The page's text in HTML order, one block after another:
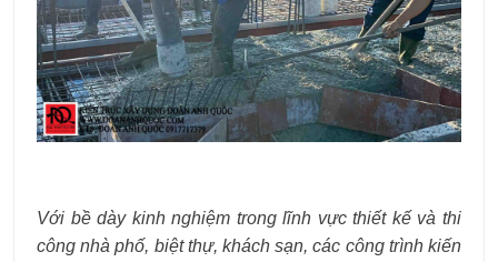
Với bề dày kinh nghiệm trong lĩnh vực thiết kế và thi
công nhà phố, biệt thự, khách sạn, các công trình kiến